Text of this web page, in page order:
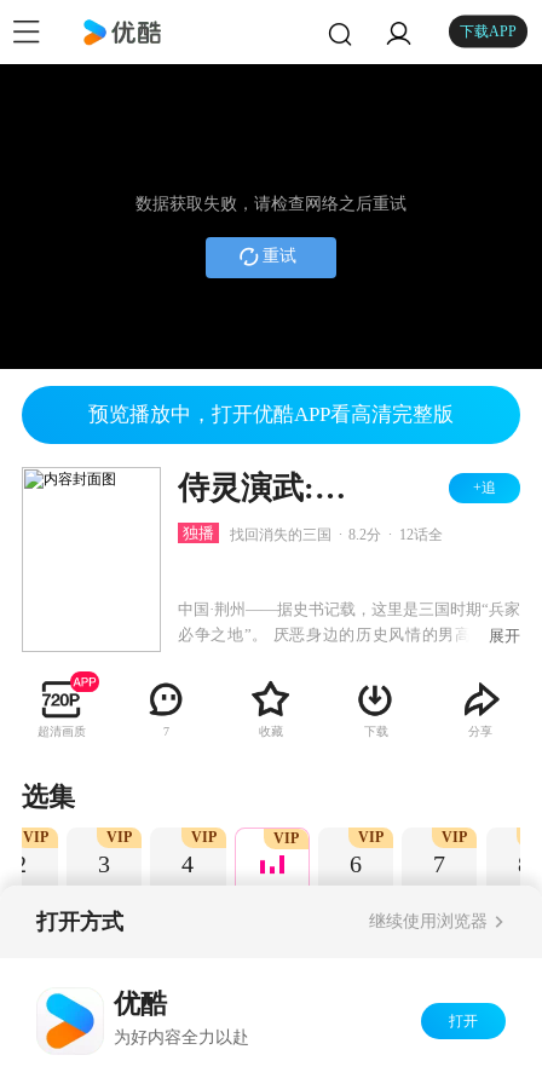
下载APP
数据获取失败，请检查网络之后重试
重试
预览播放中，打开优酷APP看高清完整版
侍灵演武:将星乱 +追
独播 找回消失的三国 8.2分 12话全
中国·荆州——据史书记载，这里是三国时期“兵家
必争之地”。 厌恶身边的历史风情的男高中生孙
灵异事件接踵而至，莫名其妙之中，三国时代的
名将魏延出现在了孙宸的眼前，试图要取他性
命！千钧一发之际，一名神秘的美少女站在了孙
展开
超清画质 7 收藏 下载 分享
选集
2
VIP
3
VIP
4
VIP VIP
6
VIP
7
VIP
8
打开方式 继续使用浏览器
优酷
为好内容全力以赴
打开